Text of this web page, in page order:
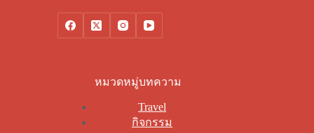
หมวดหมู่บทความ
Travel
กิจกรรม